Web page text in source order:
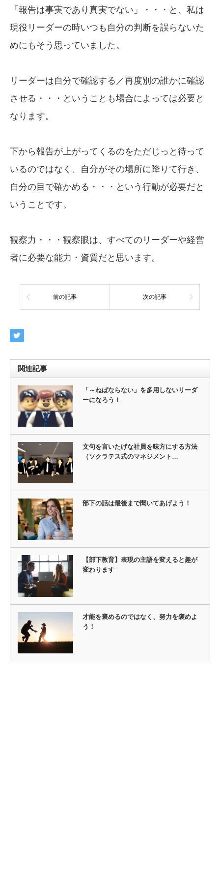
「報告は事実であり真実でない」・・・と、私は
現役リーダーの時いつも自分の判断を誤らないた
めにもそう思っていました。
リーダーは自分で確認する／再度別の誰かに確認
させる・・・ということも場合によっては必要と
なります。
下から報告が上がってくるのをただじっと待って
いるのではなく、自分がその場所に降りて行き、
自分の目で確かめる・・・という行動が必要だと
いうことです。
観察力・・・観察眼は、すべてのリーダーや経営
者に必要な能力・資質だと思います。
前の記事 次の記事
関連記事
「～ねばならない」を多用しないリーダ
ーになろう！
文句を言いたげな社員を味方にする方法
（ソクラテス式のマネジメント…
部下の話は最後まで聞いてあげよう！
【部下教育】表現の主語を変えると趣が
変わります
才能を褒めるのではなく、努力を褒めよ
う！